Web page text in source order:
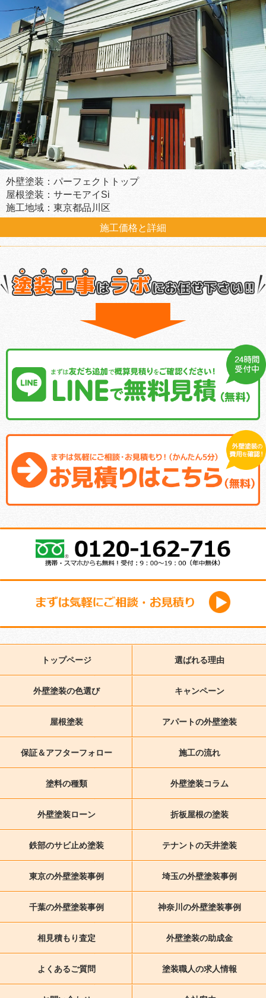
外壁塗装：パーフェクトトップ
屋根塗装：サーモアイSi
施工地域：東京都品川区
施工価格と詳細
トップページ 選ばれる理由
外壁塗装の色選び キャンペーン
屋根塗装 アパートの外壁塗装
保証＆アフターフォロー 施工の流れ
塗料の種類 外壁塗装コラム
外壁塗装ローン 折板屋根の塗装
鉄部のサビ止め塗装 テナントの天井塗装
東京の外壁塗装事例 埼玉の外壁塗装事例
千葉の外壁塗装事例 神奈川の外壁塗装事例
相見積もり査定 外壁塗装の助成金
よくあるご質問 塗装職人の求人情報